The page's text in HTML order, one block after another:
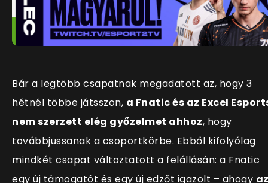
Bár a legtöbb csapatnak megadatott az, hogy 3
hétnél többe játsszon, a Fnatic és az Excel
nem szerzett elég győzelmet ahhoz, hogy
továbbjussanak a csoportkörbe. Ebből kifolyólag
mindkét csapat változtatott a felállásán: a Fnatic
egy új támogatót és egy új edzőt igazolt – ahogy